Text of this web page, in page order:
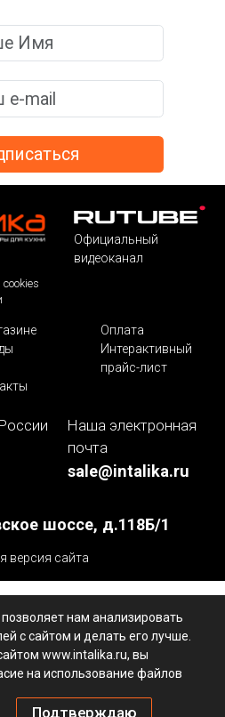
нам анализировать
с сайтом и делать его лучше.
www.intalika.ru, вы
на использование файлов
Подтверждаю
Официальный
видеоканал
Оплата
Интерактивный
прайс-лист
Наша электронная
почта
sale@intalika.ru
шоссе, д.118Б/1
версия сайта